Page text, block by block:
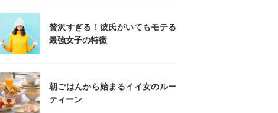
贅沢すぎる！彼氏がいてもモテる
最強女子の特徴
朝ごはんから始まるイイ女のルー
ティーン